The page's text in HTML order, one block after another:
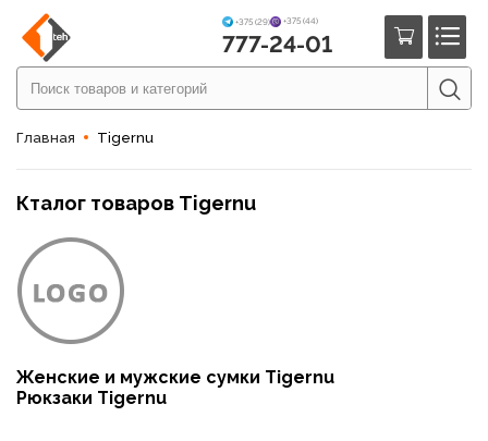
+375 (29) +375 (44)
777-24-01
Главная Tigernu
Кталог товаров Tigernu
Женские и мужские сумки Tigernu
Рюкзаки Tigernu